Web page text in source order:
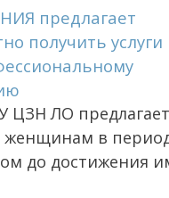
предлагает
получить услуги
ЦЗН ЛО предлагает
женщинам в
до достижения